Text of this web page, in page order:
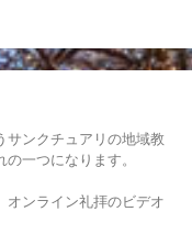
サンクチュアリの地域教
一つになります。
オンライン礼拝のビデオ